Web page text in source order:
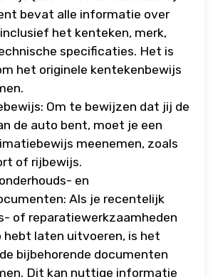
bevat alle informatie over
het kenteken, merk,
specificaties. Het is
het originele kentekenbewijs
Om te bewijzen dat jij de
de auto bent, moet je een
meenemen, zoals
of rijbewijs.
en
Als je recentelijk
of reparatiewerkzaamheden
hebt laten uitvoeren, is het
bijbehorende documenten
Dit kan nuttige informatie